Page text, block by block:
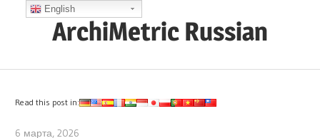
ArchiMetric Russian
Ops,
Read this post in:
6 марта, 2026
English